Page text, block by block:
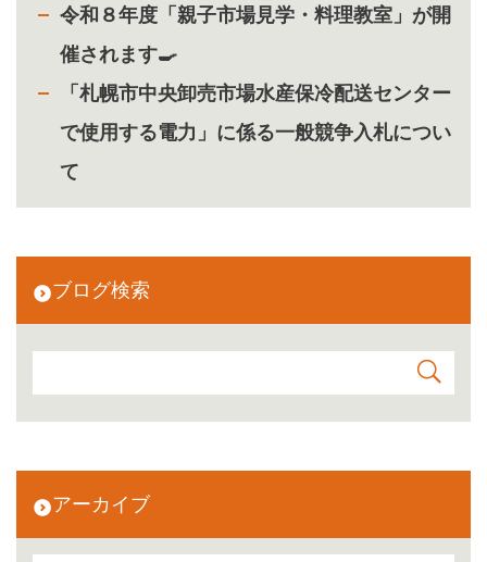
令和８年度「親子市場見学・料理教室」が開
催されます🍳
「札幌市中央卸売市場水産保冷配送センター
で使用する電力」に係る一般競争入札につい
て
ブログ検索
アーカイブ